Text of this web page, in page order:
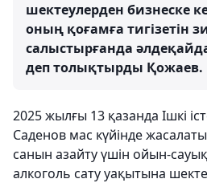
шектеулерден бизнеске
оның қоғамға тигізетін
салыстырғанда
деп толықтырды Қожаев.
2025 жылғы 13 қазанда Ішкі
Саденов мас күйінде
санын азайту үшін ойын-
алкоголь сату уақытына